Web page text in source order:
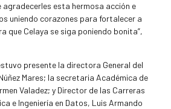
agradecerles esta hermosa acción e
uniendo corazones para fortalecer a
que Celaya se siga poniendo bonita”,
presente la directora General del
Mares; la secretaria Académica de
Valadez; y Director de las Carreras
e Ingeniería en Datos, Luis Armando